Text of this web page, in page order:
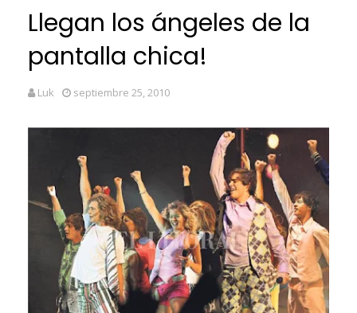
Llegan los ángeles de la
pantalla chica!
Luk septiembre 25, 2010